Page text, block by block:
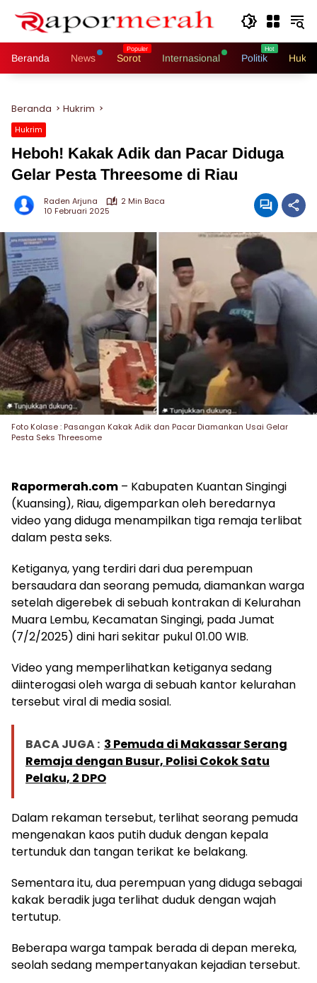
Beranda News Sorot Internasional Politik
Beranda Hukrim
Hukrim
Heboh! Kakak Adik dan Pacar Diduga
Gelar Pesta Threesome di Riau
Raden Arjuna
2 Min Baca
10 Februari 2025
Foto Kolase : Pasangan Kakak Adik dan Pacar Diamankan Usai Gelar
Pesta Seks Threesome
Rapormerah.com – Kabupaten Kuantan Singingi
(Kuansing), Riau, digemparkan oleh beredarnya
video yang diduga menampilkan tiga remaja terlibat
dalam pesta seks.
Ketiganya, yang terdiri dari dua perempuan
bersaudara dan seorang pemuda, diamankan warga
setelah digerebek di sebuah kontrakan di Kelurahan
Muara Lembu, Kecamatan Singingi, pada Jumat
(7/2/2025) dini hari sekitar pukul 01.00 WIB.
Video yang memperlihatkan ketiganya sedang
diinterogasi oleh warga di sebuah kantor kelurahan
tersebut viral di media sosial.
BACA JUGA : 3 Pemuda di Makassar Serang
Remaja dengan Busur, Polisi Cokok Satu
Pelaku, 2 DPO
Dalam rekaman tersebut, terlihat seorang pemuda
mengenakan kaos putih duduk dengan kepala
tertunduk dan tangan terikat ke belakang.
Sementara itu, dua perempuan yang diduga sebagai
kakak beradik juga terlihat duduk dengan wajah
tertutup.
Beberapa warga tampak berada di depan mereka,
seolah sedang mempertanyakan kejadian tersebut.